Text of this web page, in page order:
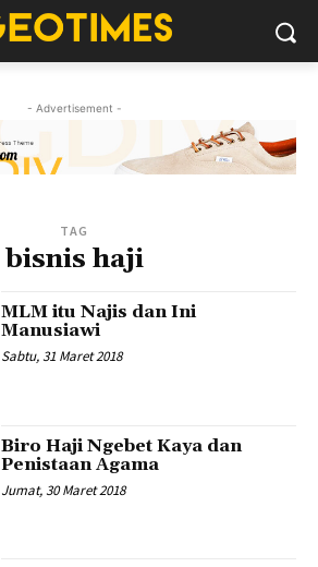
- Advertisement -
TAG
bisnis haji
MLM itu Najis dan Ini
Manusiawi
Sabtu, 31 Maret 2018
Biro Haji Ngebet Kaya dan
Penistaan Agama
Jumat, 30 Maret 2018